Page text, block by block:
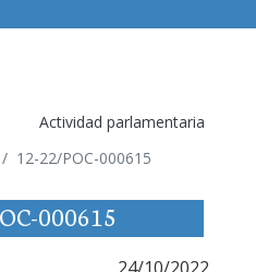
Actividad parlamentaria
12-22/POC-000615
000615